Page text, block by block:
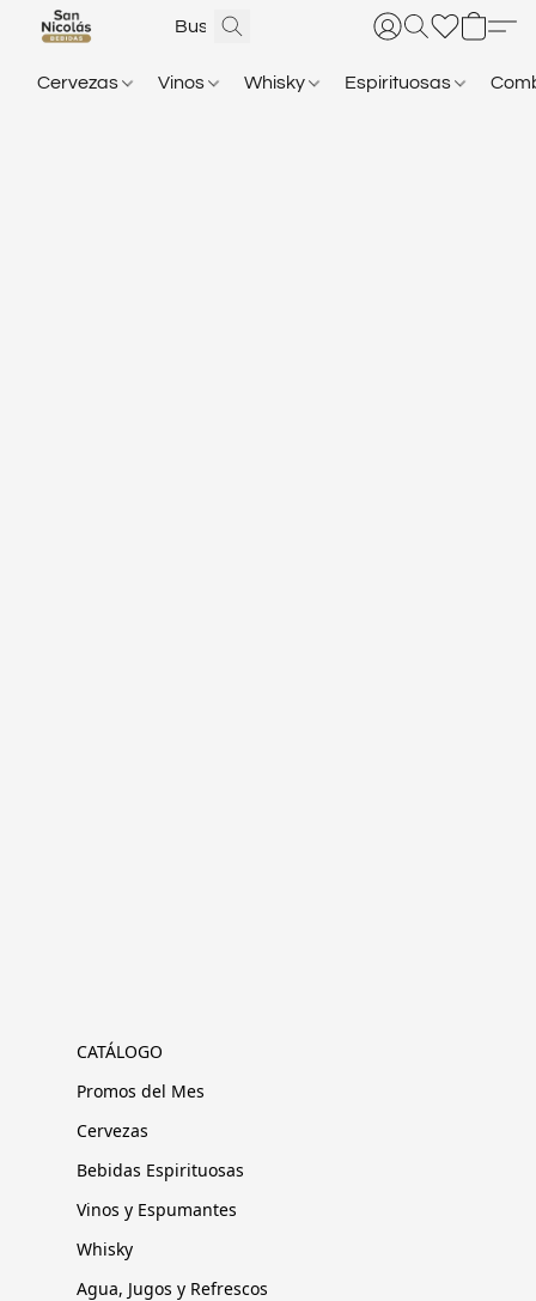
Cervezas Vinos Whisky Espirituosas
CATÁLOGO
Promos del Mes
Cervezas
Bebidas Espirituosas
Vinos y Espumantes
Whisky
Agua, Jugos y Refrescos